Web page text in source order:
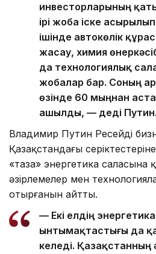
инвесторларының
ірі жоба іске
ішінде автокөлік
жасау, химия
да технологиялық
жобалар бар. Соның
өзінде 60 мыңнан
ашылды, — деді Путин.
Владимир Путин Ресейдің
Қазақстандағы
«таза» энергетика саласына
әзірлемелер мен
отырғанын айтты.
— Екі елдің
ынтымақтастығы да
келеді. Қазақстанның